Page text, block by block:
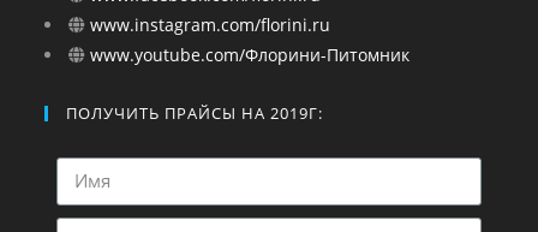
www.instagram.com/florini.ru
www.youtube.com/Флорини-Питомник
ПОЛУЧИТЬ ПРАЙСЫ НА 2019Г: